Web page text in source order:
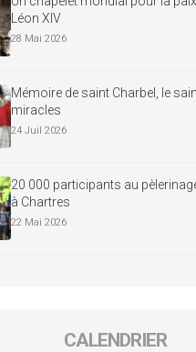
Léon XIV
28 Mai 2026
Mémoire de saint Charbel, le
miracles
24 Juil 2026
20 000 participants au
à Chartres
22 Mai 2026
CALENDRIER